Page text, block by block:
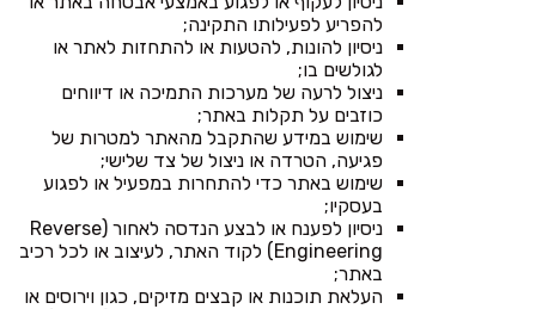
להפריע לפעילותו התקינה;
ניסיון להונות, להטעות או להתחזות לאתר או
לגולשים בו;
ניצול לרעה של מערכות התמיכה או דיווחים
כוזבים על תקלות באתר;
שימוש במידע שהתקבל מהאתר למטרות של
פגיעה, הטרדה או ניצול של צד שלישי;
שימוש באתר כדי להתחרות במפעיל או לפגוע
בעסקיו;
ניסיון לפענח או לבצע הנדסה לאחור (Reverse
Engineering) לקוד האתר, לעיצוב או לכל רכיב
באתר;
העלאת תוכנות או קבצים מזיקים, כגון וירוסים או